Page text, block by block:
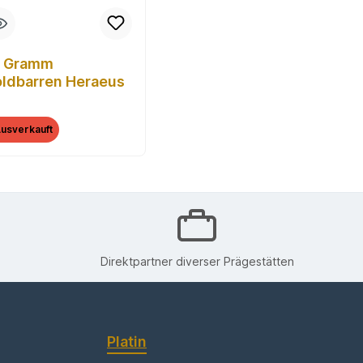
Gramm
Heraeus
Direktpartner diverser Prägestätten
Platin